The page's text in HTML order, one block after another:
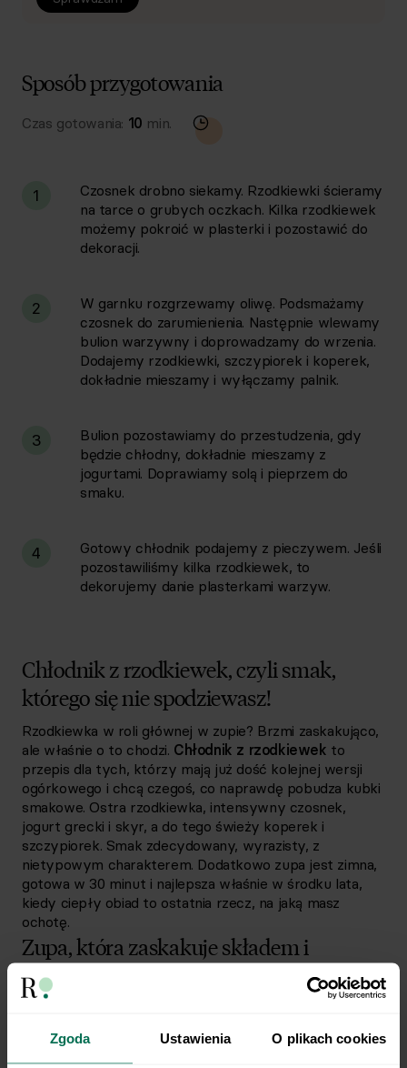
Zgoda Ustawienia O plikach cookies
Sposób przygotowania
Czas gotowania: 10 min.
1
Czosnek drobno siekamy. Rzodkiewki ścieramy
na tarce o grubych oczkach. Kilka rzodkiewek
możemy pokroić w plasterki i pozostawić do
dekoracji.
2
W garnku rozgrzewamy oliwę. Podsmażamy
czosnek do zarumienienia. Następnie wlewamy
bulion warzywny i doprowadzamy do wrzenia.
Dodajemy rzodkiewki, szczypiorek i koperek,
dokładnie mieszamy i wyłączamy palnik.
3
Bulion pozostawiamy do przestudzenia, gdy
będzie chłodny, dokładnie mieszamy z
jogurtami. Doprawiamy solą i pieprzem do
smaku.
4
Gotowy chłodnik podajemy z pieczywem. Jeśli
pozostawiliśmy kilka rzodkiewek, to
dekorujemy danie plasterkami warzyw.
Chłodnik z rzodkiewek, czyli smak,
którego się nie spodziewasz!
Rzodkiewka w roli głównej w zupie? Brzmi zaskakująco,
ale właśnie o to chodzi. Chłodnik z rzodkiewek to
przepis dla tych, którzy mają już dość kolejnej wersji
ogórkowego i chcą czegoś, co naprawdę pobudza kubki
smakowe. Ostra rzodkiewka, intensywny czosnek,
jogurt grecki i skyr, a do tego świeży koperek i
szczypiorek. Smak zdecydowany, wyrazisty, z
nietypowym charakterem. Dodatkowo zupa jest zimna,
gotowa w 30 minut i najlepsza właśnie w środku lata,
kiedy ciepły obiad to ostatnia rzecz, na jaką masz
ochotę.
Zupa, która zaskakuje składem i
wartościami
na porcję, więc to obiad, który trzyma głód na wodzy,